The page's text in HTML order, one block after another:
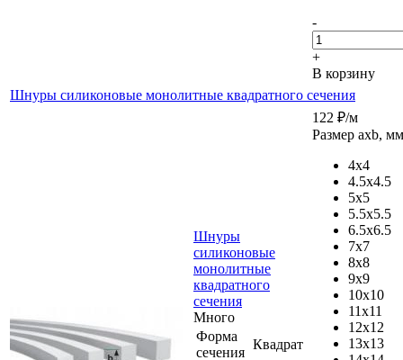
-
+
В корзину
Шнуры силиконовые монолитные квадратного сечения
Шнуры
силиконовые
монолитные
квадратного
сечения
Много
Форма
сечения
Квадрат
122 ₽/м
Размер axb, мм
4x4
4.5x4.5
5x5
5.5x5.5
6.5x6.5
7x7
8x8
9x9
10x10
11x11
12x12
13x13